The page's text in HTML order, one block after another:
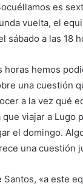
es
vuelta, el
sábado a las 18
horas hemos
una cuestión
a la vez qué
viajar a Lugo
el domingo.
una cuestión
Santos, «a este